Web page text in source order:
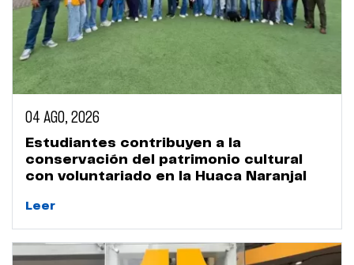
04 AGO, 2026
Estudiantes contribuyen a la
conservación del patrimonio cultural
con voluntariado en la Huaca Naranjal
Leer